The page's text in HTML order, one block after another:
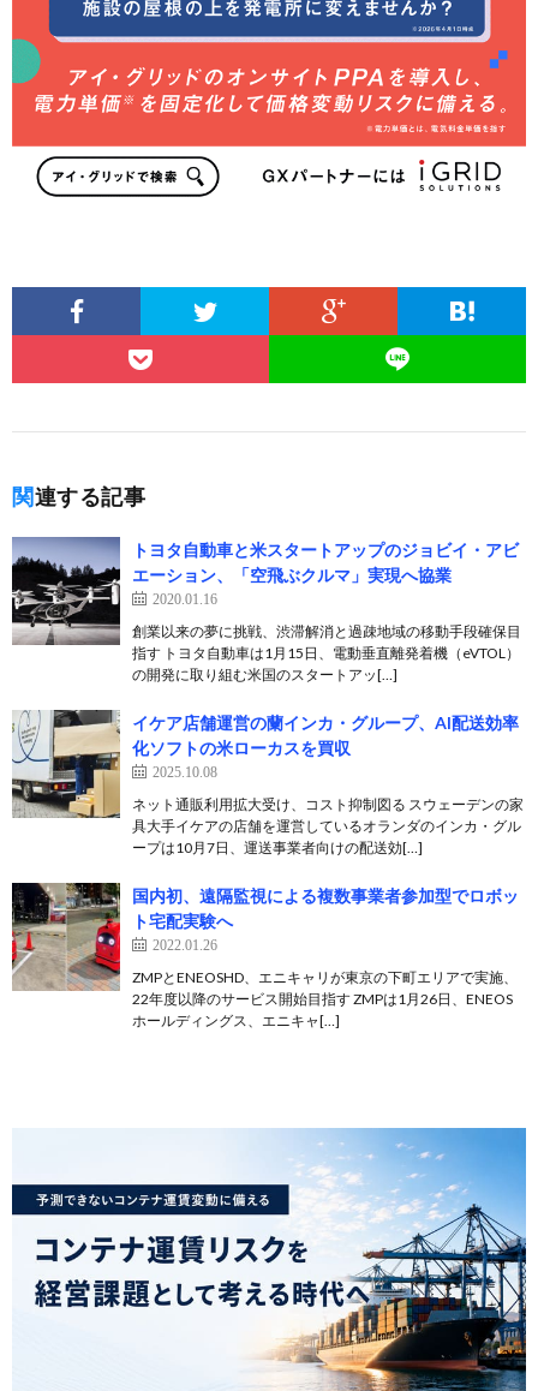
関連する記事
トヨタ自動車と米スタートアップのジョビイ・アビ
エーション、「空飛ぶクルマ」実現へ協業
2020.01.16
創業以来の夢に挑戦、渋滞解消と過疎地域の移動手段確保目
指す トヨタ自動車は1月15日、電動垂直離発着機（eVTOL）
の開発に取り組む米国のスタートアッ[…]
イケア店舗運営の蘭インカ・グループ、AI配送効率
化ソフトの米ローカスを買収
2025.10.08
ネット通販利用拡大受け、コスト抑制図る スウェーデンの家
具大手イケアの店舗を運営しているオランダのインカ・グル
ープは10月7日、運送事業者向けの配送効[…]
国内初、遠隔監視による複数事業者参加型でロボッ
ト宅配実験へ
2022.01.26
ZMPとENEOSHD、エニキャリが東京の下町エリアで実施、
22年度以降のサービス開始目指す ZMPは1月26日、ENEOS
ホールディングス、エニキャ[…]